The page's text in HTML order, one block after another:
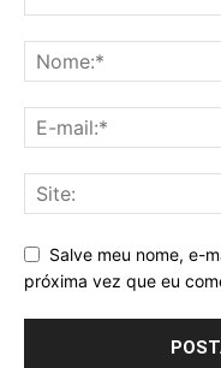
Salve meu nome, e-
próxima vez que eu